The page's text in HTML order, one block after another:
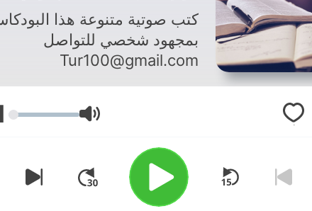
كتب صوتية متنوعة هذا
بمجهود شخصي للتواصل
Tur100@gmail.com
עוצמת שמע